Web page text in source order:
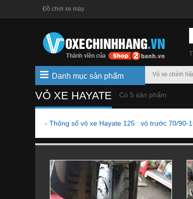
Đồ chơi xe máy
Vỏ xe chính
Danh mục sản phẩm
VỎ XE HAYATE Có 5 sản phẩm
- Thông số vỏ xe Hayate 125 : vỏ trước 70/90-